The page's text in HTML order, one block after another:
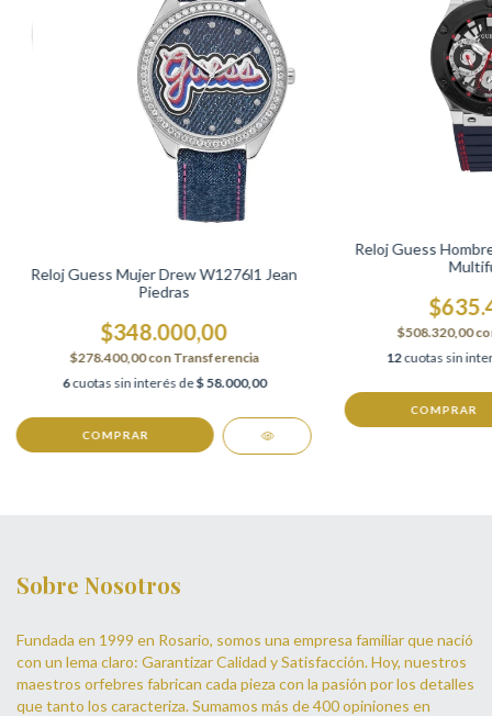
Reloj Guess Mujer Drew W1276l1 Jean
Piedras
$348.000,00
$278.400,00conTransferencia
6cuotas sin interés de$ 58.000,00
COMPRAR
Reloj Guess
$508.320,00
12cuotas sin
COMPRAR
Sobre Nosotros
Fundada en 1999 en Rosario, somos una empresa familiar que nació
con un lema claro: Garantizar Calidad y Satisfacción. Hoy, nuestros
maestros orfebres fabrican cada pieza con la pasión por los detalles
que tanto los caracteriza. Sumamos más de 400 opiniones en